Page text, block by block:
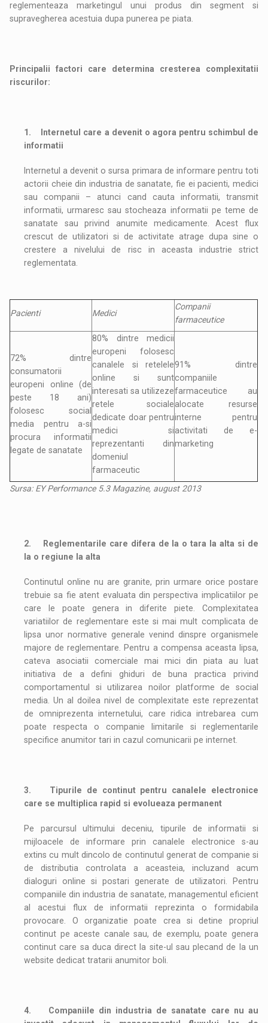
reglementeaza marketingul unui produs din segment si
supravegherea acestuia dupa punerea pe piata.
Principalii factori care determina cresterea complexitatii
riscurilor:
1.
Internetul care a devenit o agora pentru schimbul de
informatii
Internetul a devenit o sursa primara de informare pentru toti
actorii cheie din industria de sanatate, fie ei pacienti, medici
sau companii – atunci cand cauta informatii, transmit
informatii, urmaresc sau stocheaza informatii pe teme de
sanatate sau privind anumite medicamente. Acest flux
crescut de utilizatori si de activitate atrage dupa sine o
crestere a nivelului de risc in aceasta industrie strict
reglementata.
Pacienti Medici
Companii
farmaceutice
72% dintre
consumatorii
europeni online (de
peste 18 ani)
folosesc social
media pentru a-si
procura informatii
legate de sanatate
80% dintre medicii
europeni folosesc
canalele si retelele
online si sunt
interesati sa utilizeze
retele sociale
dedicate doar pentru
medici si
reprezentanti din
domeniul
farmaceutic
91% dintre
companiile
farmaceutice au
alocate resurse
interne pentru
activitati de e-
marketing
Sursa: EY Performance 5.3 Magazine, august 2013
2.
Reglementarile care difera de la o tara la alta si de
la o regiune la alta
Continutul online nu are granite, prin urmare orice postare
trebuie sa fie atent evaluata din perspectiva implicatiilor pe
care le poate genera in diferite piete. Complexitatea
variatiilor de reglementare este si mai mult complicata de
lipsa unor normative generale venind dinspre organismele
majore de reglementare. Pentru a compensa aceasta lipsa,
cateva asociatii comerciale mai mici din piata au luat
initiativa de a defini ghiduri de buna practica privind
comportamentul si utilizarea noilor platforme de social
media. Un al doilea nivel de complexitate este reprezentat
de omniprezenta internetului, care ridica intrebarea cum
poate respecta o companie limitarile si reglementarile
specifice anumitor tari in cazul comunicarii pe internet.
3. Tipurile de continut pentru canalele electronice
care se multiplica rapid si evolueaza permanent
Pe parcursul ultimului deceniu, tipurile de informatii si
mijloacele de informare prin canalele electronice s-au
extins cu mult dincolo de continutul generat de companie si
de distributia controlata a aceasteia, incluzand acum
dialoguri online si postari generate de utilizatori. Pentru
companiile din industria de sanatate, managementul eficient
al acestui flux de informatii reprezinta o formidabila
provocare. O organizatie poate crea si detine propriul
continut pe aceste canale sau, de exemplu, poate genera
continut care sa duca direct la site-ul sau plecand de la un
website dedicat tratarii anumitor boli.
4. Companiile din industria de sanatate care nu au